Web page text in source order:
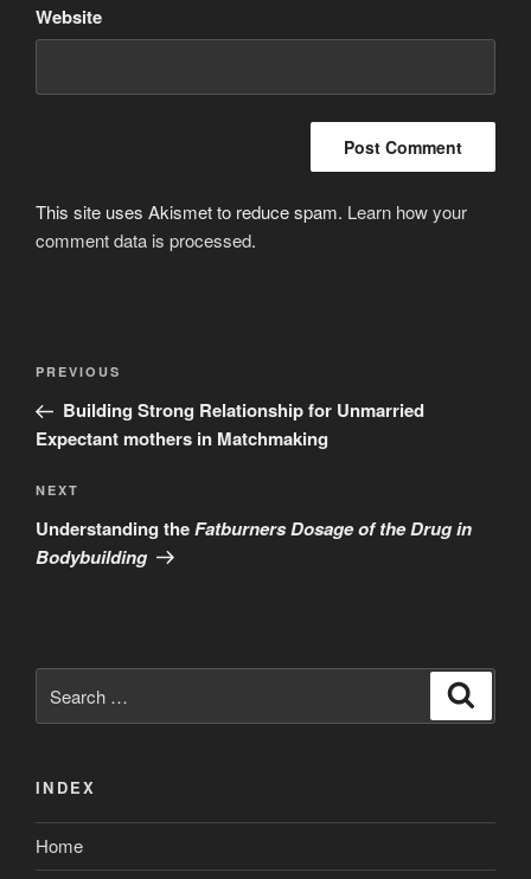
Website
This site uses Akismet to reduce spam. Learn how your
comment data is processed.
Post
Previous
Post
PREVIOUS
Building Strong Relationship for Unmarried
Expectant mothers in Matchmaking
Next
Post
NEXT
Understanding theFatburners Dosage of the Drug in
Bodybuilding
for:
INDEX
Home